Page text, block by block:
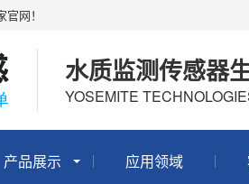
网！
水质监测传感器
YOSEMITE
产品展示 应用领域